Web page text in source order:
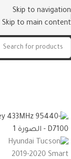
Skip to navigation
Skip to main content